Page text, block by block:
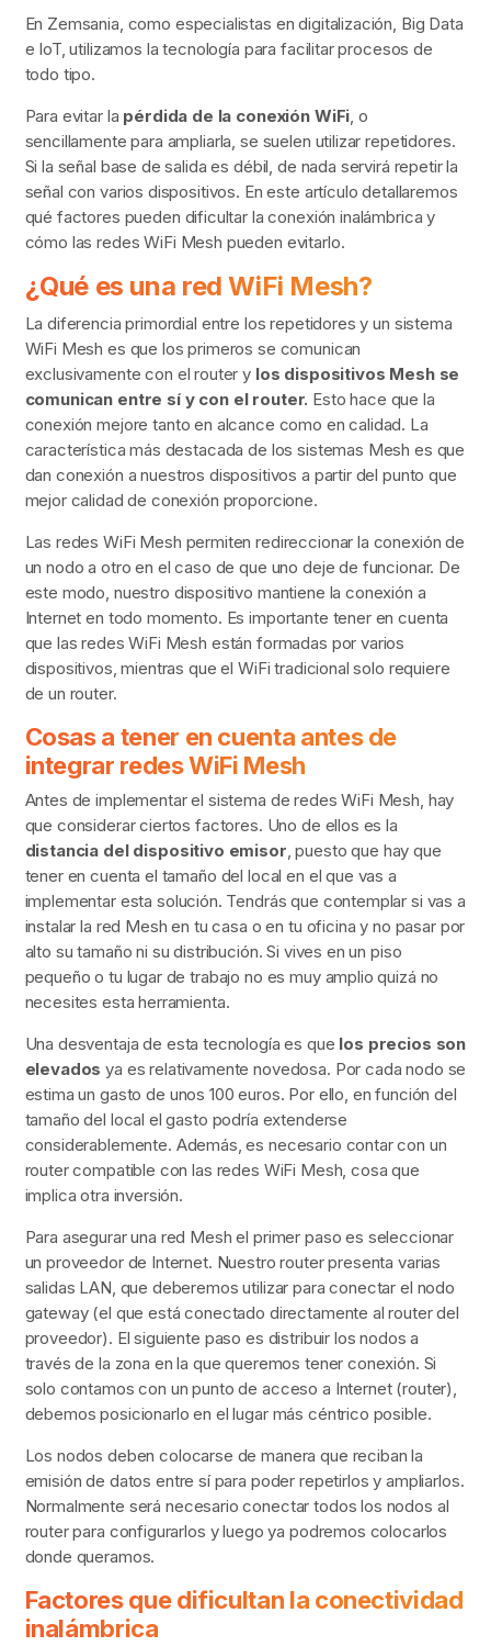
En Zemsania, como especialistas en digitalización, Big Data
e IoT, utilizamos la tecnología para facilitar procesos de
todo tipo.
Para evitar la pérdida de la conexión WiFi, o
sencillamente para ampliarla, se suelen utilizar repetidores.
Si la señal base de salida es débil, de nada servirá repetir la
señal con varios dispositivos. En este artículo detallaremos
qué factores pueden dificultar la conexión inalámbrica y
cómo las redes WiFi Mesh pueden evitarlo.
¿Qué es una red WiFi Mesh?
La diferencia primordial entre los repetidores y un sistema
WiFi Mesh es que los primeros se comunican
exclusivamente con el router y los dispositivos Mesh se
comunican entre sí y con el router. Esto hace que la
conexión mejore tanto en alcance como en calidad. La
característica más destacada de los sistemas Mesh es que
dan conexión a nuestros dispositivos a partir del punto que
mejor calidad de conexión proporcione.
Las redes WiFi Mesh permiten redireccionar la conexión de
un nodo a otro en el caso de que uno deje de funcionar. De
este modo, nuestro dispositivo mantiene la conexión a
Internet en todo momento. Es importante tener en cuenta
que las redes WiFi Mesh están formadas por varios
dispositivos, mientras que el WiFi tradicional solo requiere
de un router.
Cosas a tener en cuenta antes de
integrar redes WiFi Mesh
Antes de implementar el sistema de redes WiFi Mesh, hay
que considerar ciertos factores. Uno de ellos es la
distancia del dispositivo emisor, puesto que hay que
tener en cuenta el tamaño del local en el que vas a
implementar esta solución. Tendrás que contemplar si vas a
instalar la red Mesh en tu casa o en tu oficina y no pasar por
alto su tamaño ni su distribución. Si vives en un piso
pequeño o tu lugar de trabajo no es muy amplio quizá no
necesites esta herramienta.
Una desventaja de esta tecnología es que los precios son
elevados ya es relativamente novedosa. Por cada nodo se
estima un gasto de unos 100 euros. Por ello, en función del
tamaño del local el gasto podría extenderse
considerablemente. Además, es necesario contar con un
router compatible con las redes WiFi Mesh, cosa que
implica otra inversión.
Para asegurar una red Mesh el primer paso es seleccionar
un proveedor de Internet. Nuestro router presenta varias
salidas LAN, que deberemos utilizar para conectar el nodo
gateway (el que está conectado directamente al router del
proveedor). El siguiente paso es distribuir los nodos a
través de la zona en la que queremos tener conexión. Si
solo contamos con un punto de acceso a Internet (router),
debemos posicionarlo en el lugar más céntrico posible.
Los nodos deben colocarse de manera que reciban la
emisión de datos entre sí para poder repetirlos y ampliarlos.
Normalmente será necesario conectar todos los nodos al
router para configurarlos y luego ya podremos colocarlos
donde queramos.
Factores que dificultan la conectividad
inalámbrica